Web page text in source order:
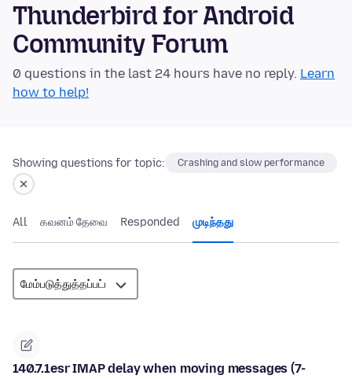
Thunderbird for Android
Community Forum
0 questions in the last 24 hours have no reply. Learn
how to help!
Showing questions for topic: Crashing and slow performance
All கவனம் தேவை Responded முடிந்தது
140.7.1esr IMAP delay when moving messages (7-